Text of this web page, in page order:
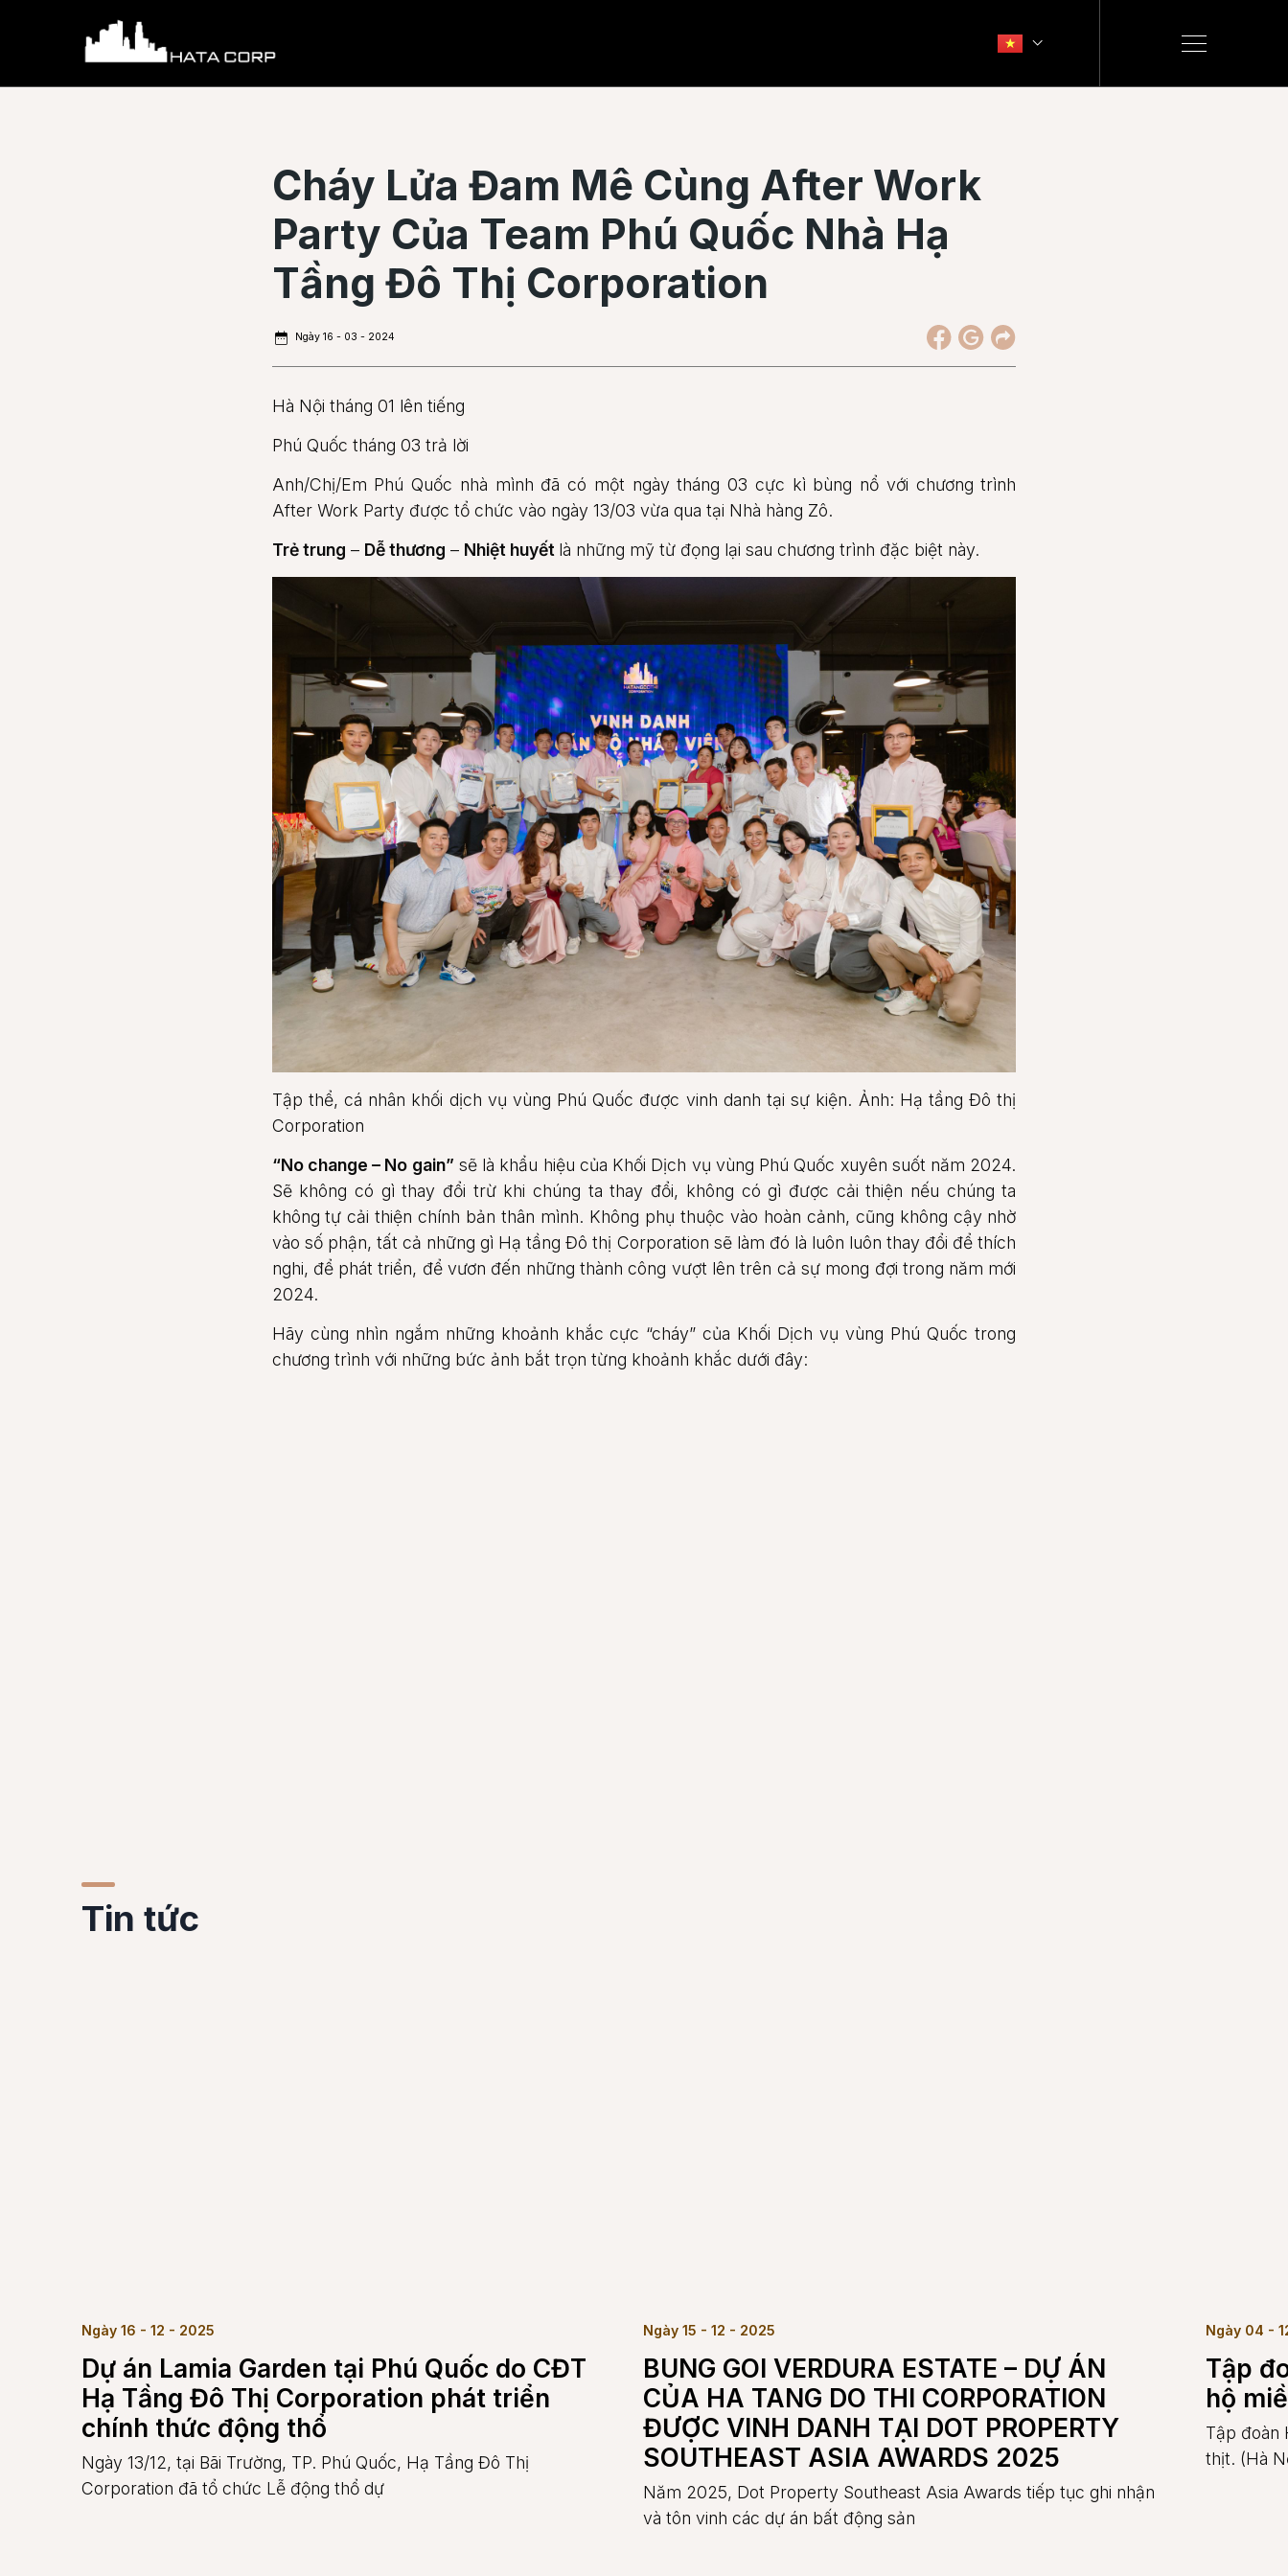
Cháy Lửa Đam Mê Cùng After Work
Party Của Team Phú Quốc Nhà Hạ
Tầng Đô Thị Corporation
Ngày 16 - 03 - 2024
Hà Nội tháng 01 lên tiếng
Phú Quốc tháng 03 trả lời
Anh/Chị/Em Phú Quốc nhà mình đã có một ngày tháng 03 cực kì bùng nổ với chương trình
After Work Party được tổ chức vào ngày 13/03 vừa qua tại Nhà hàng Zô.
Trẻ trung – Dễ thương – Nhiệt huyết là những mỹ từ đọng lại sau chương trình đặc biệt này.
Tập thể, cá nhân khối dịch vụ vùng Phú Quốc được vinh danh tại sự kiện. Ảnh: Hạ tầng Đô thị
Corporation
“No change – No gain” sẽ là khẩu hiệu của Khối Dịch vụ vùng Phú Quốc xuyên suốt năm 2024.
Sẽ không có gì thay đổi trừ khi chúng ta thay đổi, không có gì được cải thiện nếu chúng ta
không tự cải thiện chính bản thân mình. Không phụ thuộc vào hoàn cảnh, cũng không cậy nhờ
vào số phận, tất cả những gì Hạ tầng Đô thị Corporation sẽ làm đó là luôn luôn thay đổi để thích
nghi, để phát triển, để vươn đến những thành công vượt lên trên cả sự mong đợi trong năm mới
2024.
Hãy cùng nhìn ngắm những khoảnh khắc cực “cháy” của Khối Dịch vụ vùng Phú Quốc trong
chương trình với những bức ảnh bắt trọn từng khoảnh khắc dưới đây:
Tin tức
Ngày 16 - 12 - 2025
Dự án Lamia Garden tại Phú Quốc do CĐT
Hạ Tầng Đô Thị Corporation phát triển
chính thức động thổ
Ngày 13/12, tại Bãi Trường, TP. Phú Quốc, Hạ Tầng Đô Thị
Corporation đã tổ chức Lễ động thổ dự
Ngày 15 - 12 - 2025
BUNG GOI VERDURA ESTATE – DỰ ÁN
CỦA HA TANG DO THI CORPORATION
ĐƯỢC VINH DANH TẠI DOT PROPERTY
SOUTHEAST ASIA AWARDS 2025
Năm 2025, Dot Property Southeast Asia Awards tiếp tục ghi nhận
và tôn vinh các dự án bất động sản
Ngày 04 -
Tập
hộ
Tập đoàn
thịt. (Hà